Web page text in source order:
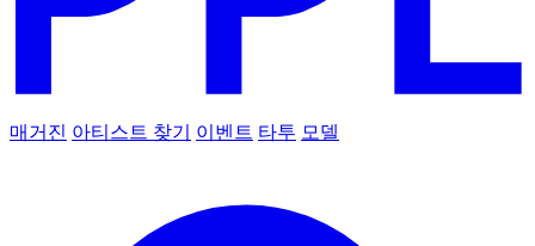
매거진 아티스트 찾기 이벤트 타투 모델